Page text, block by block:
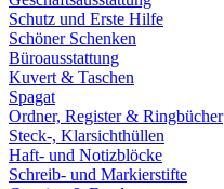
Schutz und Erste Hilfe
Schöner Schenken
Büroausstattung
Kuvert & Taschen
Spagat
Ordner, Register & Ringbücher
Steck-, Klarsichthüllen
Haft- und Notizblöcke
Schreib- und Markierstifte